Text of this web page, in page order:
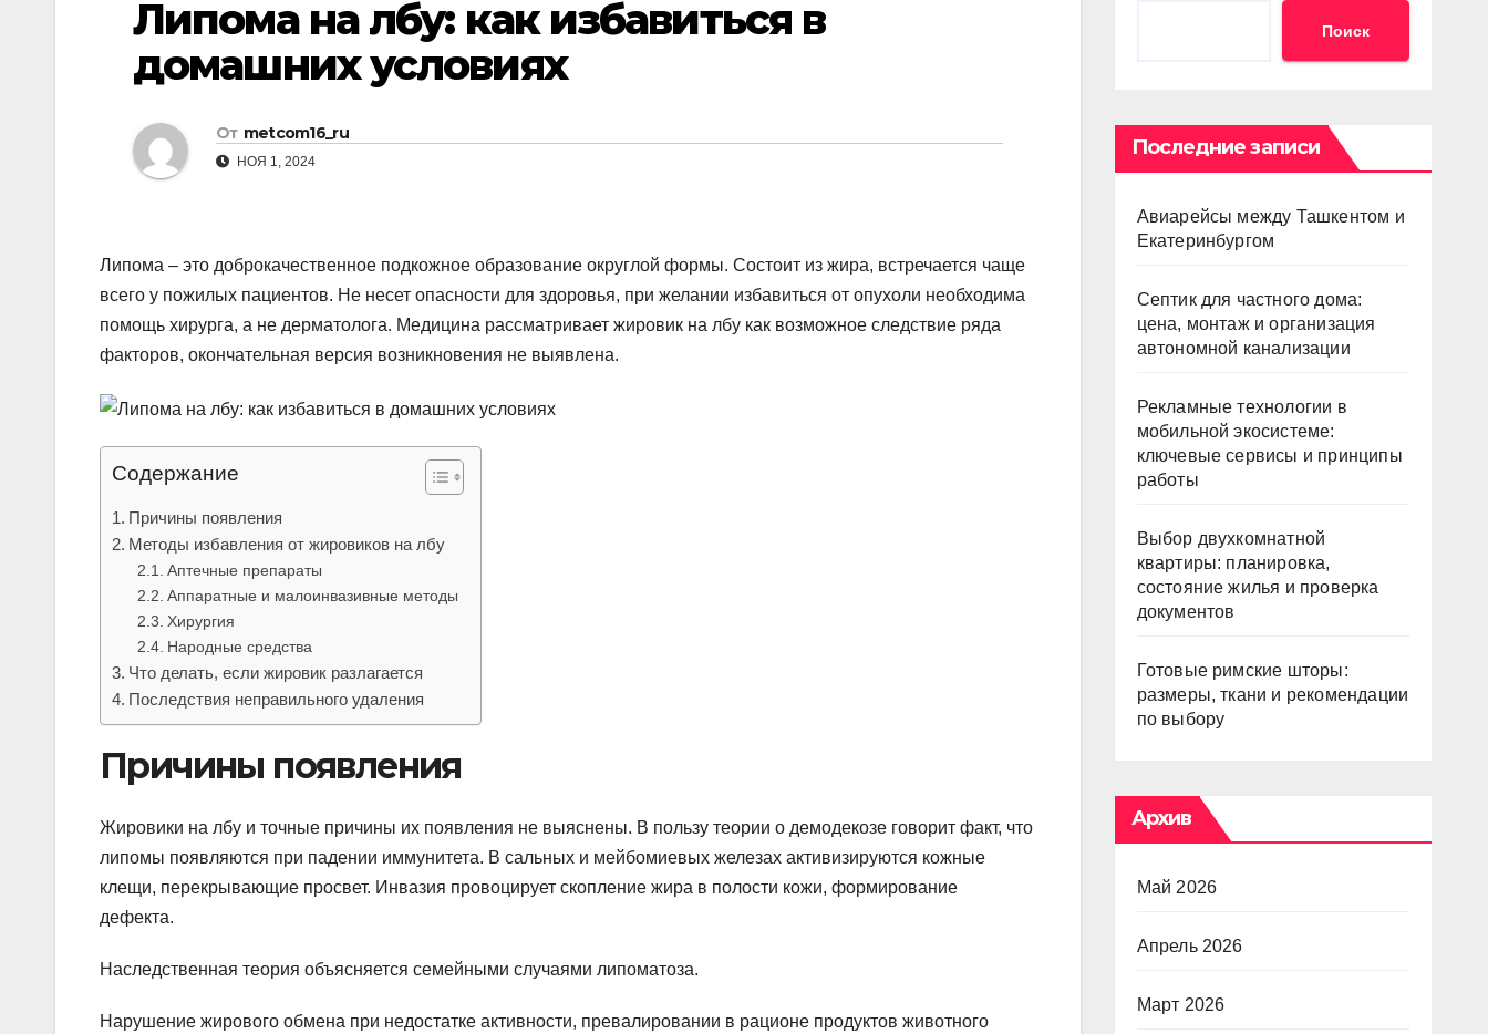
Липома на лбу: как избавиться в
домашних условиях
От metcom16_ru
НОЯ 1, 2024
Липома – это доброкачественное подкожное образование округлой формы. Состоит из жира, встречается чаще
всего у пожилых пациентов. Не несет опасности для здоровья, при желании избавиться от опухоли необходима
помощь хирурга, а не дерматолога. Медицина рассматривает жировик на лбу как возможное следствие ряда
факторов, окончательная версия возникновения не выявлена.
Содержание
Причины появления
Методы избавления от жировиков на лбу
Аптечные препараты
Аппаратные и малоинвазивные методы
Хирургия
Народные средства
Что делать, если жировик разлагается
Последствия неправильного удаления
Причины появления
Жировики на лбу и точные причины их появления не выяснены. В пользу теории о демодекозе говорит факт, что
липомы появляются при падении иммунитета. В сальных и мейбомиевых железах активизируются кожные
клещи, перекрывающие просвет. Инвазия провоцирует скопление жира в полости кожи, формирование
дефекта.
Наследственная теория объясняется семейными случаями липоматоза.
Нарушение жирового обмена при недостатке активности, превалировании в рационе продуктов животного
Поиск
Последние записи
Авиарейсы между Ташкентом и
Екатеринбургом
Септик для частного дома:
цена, монтаж и организация
автономной канализации
Рекламные технологии в
мобильной экосистеме:
ключевые сервисы и принципы
работы
Выбор двухкомнатной
квартиры: планировка,
состояние жилья и проверка
документов
Готовые римские шторы:
размеры, ткани и рекомендации
по выбору
Архив
Май 2026
Апрель 2026
Март 2026